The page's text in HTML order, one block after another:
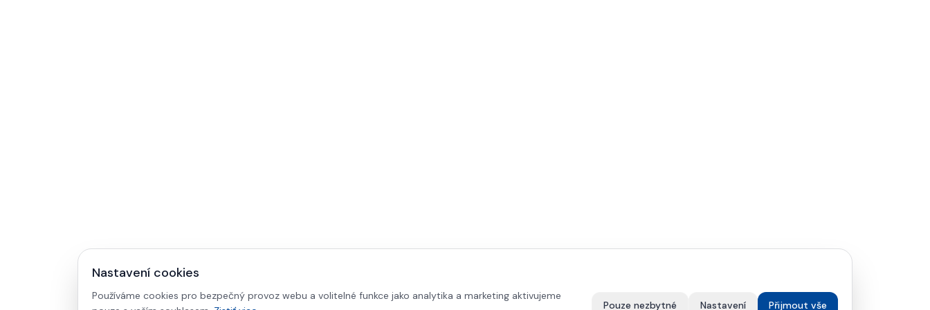
Nastavení cookies
Používáme cookies pro bezpečný provoz webu a volitelné funkce jako analytika a marketing aktivujeme
Pouze nezbytné Nastavení Přijmout vše